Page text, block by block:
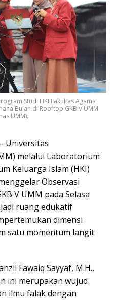
Studi HKI Fakultas Agama
Bulan di Rooftop GKB V UMM
UMM).
– Universitas
melalui Laboratorium
Keluarga Islam (HKI)
Observasi
V UMM pada Selasa
ruang edukatif
dimensi
satu momentum langit
Fawaiq Sayyaf, M.H.,
ini merupakan wujud
ilmu falak dengan